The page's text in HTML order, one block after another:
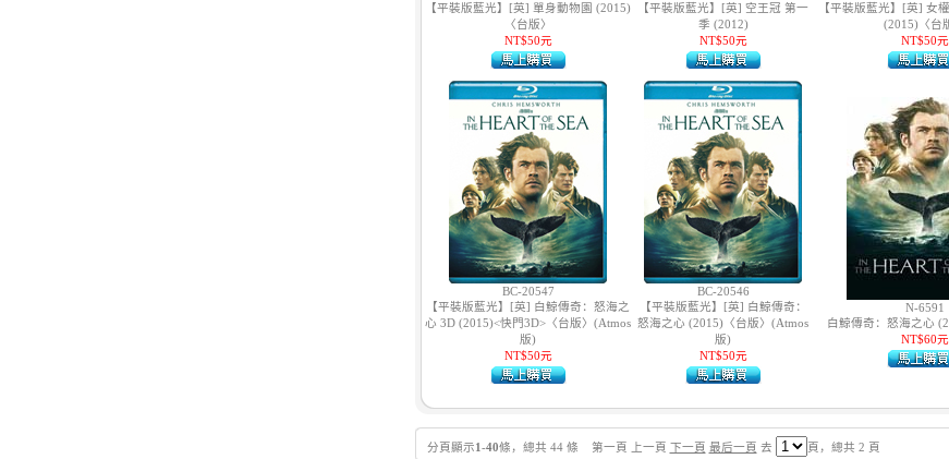
【平裝版藍光】[英] 單身動物園 (2015)
〈台版〉
NT$50元
【平裝版藍光】[英] 空王冠 第一
季 (2012)
NT$50元
【平裝版藍光】[英] 女
(2015)〈台
NT$50元
BC-20547
【平裝版藍光】[英] 白鯨傳奇：怒海之
心 3D (2015)<快門3D>〈台版〉(Atmos
版)
NT$50元
BC-20546
【平裝版藍光】[英] 白鯨傳奇：
怒海之心 (2015)〈台版〉(Atmos
版)
NT$50元
N-6591
白鯨傳奇：怒海之心
NT$60元
分頁顯示1 -40條，總共 44 條 第一頁 上一頁 下一頁 最后一頁 去 頁，總共 2 頁